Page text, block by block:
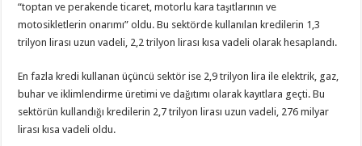
“toptan ve perakende ticaret, motorlu kara taşıtlarının ve
motosikletlerin onarımı” oldu. Bu sektörde kullanılan kredilerin 1,3
trilyon lirası uzun vadeli, 2,2 trilyon lirası kısa vadeli olarak hesaplandı.
En fazla kredi kullanan üçüncü sektör ise 2,9 trilyon lira ile elektrik, gaz,
buhar ve iklimlendirme üretimi ve dağıtımı olarak kayıtlara geçti. Bu
sektörün kullandığı kredilerin 2,7 trilyon lirası uzun vadeli, 276 milyar
lirası kısa vadeli oldu.